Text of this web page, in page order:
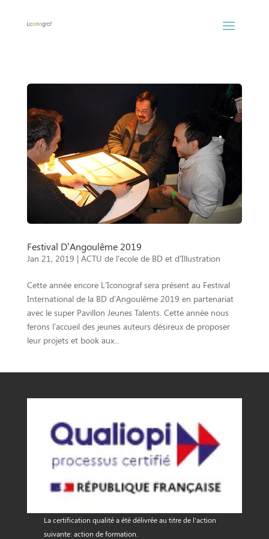
Festival D’Angoulême 2019
Jan 21, 2019 | ACTU de l'ecole de BD et d'Illustration
Cette année encore L’Iconograf sera présent au Festival
International de la BD d’Angoulême 2019 en partenariat
avec le super Pavillon Jeunes Talents. Cette année nous
ferons l’accueil des jeunes auteurs désireux de proposer
leur projets et book aux...
La certification qualité a été délivrée au titre de l'action
suivante: action de formation.